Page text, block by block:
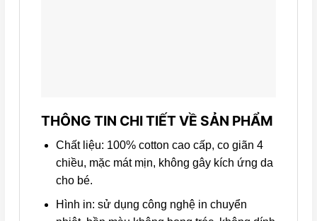
THÔNG TIN CHI TIẾT VỀ SẢN PHẨM
Chất liệu: 100% cotton cao cấp, co giãn 4
chiều, mặc mát mịn, không gây kích ứng da
cho bé.
Hình in: sử dụng công nghệ in chuyển